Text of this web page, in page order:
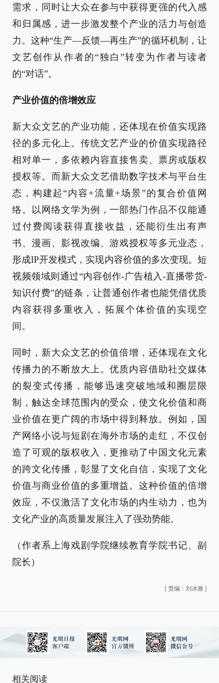
需求，同时让大众在参与中获得更强的代入感
和归属感，进一步激发整个产业的活力与创造
力。这种“生产—反馈—再生产”的循环机制，让
文艺创作从作者的“独白”转变为作者与读者
的“对话”。
产业价值的倍增效应
新大众文艺的产业功能，还体现在价值实现路
径的多元化上。传统文艺产业的价值实现路径
相对单一，多依赖内容直接售卖、票房或版权
授权等。而新大众文艺借助数字技术与平台生
态，构建起“内容+流量+场景”的复合价值网
络。以网络文学为例，一部热门作品不仅能通
过付费阅读获得直接收益，还能衍生出有声
书、漫画、影视改编、游戏授权等多元业态，
形成IP开发模式，实现内容价值的多次变现。短
视频领域则通过“内容创作-广告植入-直播带货-
知识付费”的链条，让普通创作者也能凭借优质
内容获得多重收入，拓展个体价值的实现空
间。
同时，新大众文艺的价值倍增，还体现在文化
传播力的不断放大上。优质内容借助社交媒体
的裂变式传播，能够迅速突破地域和圈层限
制，触达全球范围内的受众，使文化价值和商
业价值在更广阔的市场中得到释放。例如，国
产网络小说与短剧在海外市场的走红，不仅创
造了可观的版权收入，更推动了中国文化元素
的跨文化传播，彰显了文化自信，实现了文化
价值与商业价值的多重增益。这种价值的倍增
效应，不仅激活了文化市场的内生动力，也为
文化产业的高质量发展注入了强劲势能。
（作者系上海戏剧学院继续教育学院书记、副
院长）
[ 责编：刘冰雅 ]
相关阅读